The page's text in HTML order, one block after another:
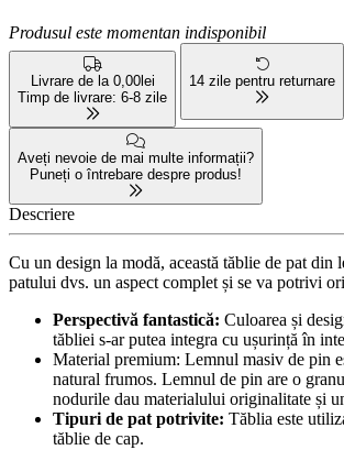
Produsul este momentan indisponibil
Livrare de la 0,00lei
Timp de livrare: 6-8 zile
14 zile pentru returnare
Aveți nevoie de mai multe informații?
Puneți o întrebare despre produs!
Descriere
Cu un design la modă, această tăblie de pat din
patului dvs. un aspect complet și se va potrivi
Perspectivă fantastică: Culoarea și
tăbliei s-ar putea integra cu ușurință în
Material premium: Lemnul masiv de pin
natural frumos. Lemnul de pin are o
nodurile dau materialului originalitate și
Tipuri de pat potrivite: Tăblia este
tăblie de cap.